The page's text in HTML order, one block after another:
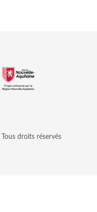
Tous droits réservés